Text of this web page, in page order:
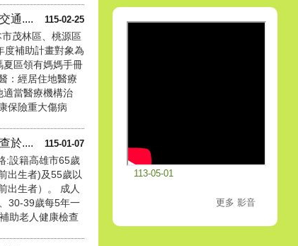
115-02-25
通....
茂林區、桃源區
度補助計畫對象為
夏區領有媽媽手冊
：經居住地醫療
適當醫療機構治
保險重大傷病
115-01-07
於....
:設籍高雄市65歲
出生者)及55歲以
出生者）。 成人
30-39歲每5年一
助老人健康檢查
113-05-01
更多 影音